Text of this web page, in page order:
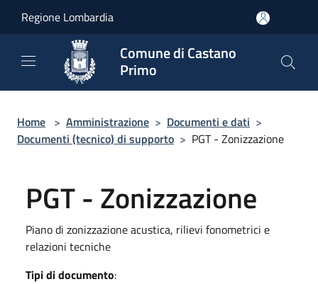
Regione Lombardia
Comune di Castano
Primo
Home > Amministrazione > Documenti e dati >
Documenti (tecnico) di supporto > PGT - Zonizzazione
PGT - Zonizzazione
Piano di zonizzazione acustica, rilievi fonometrici e
relazioni tecniche
Tipi di documento: